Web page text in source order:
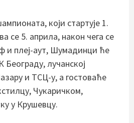
који стартује 1.
се 5. априла, након чега се
и плеј-аут, Шумадинци ће
лучанској
и ТСЦ-у, а гостоваће
Чукаричком,
у Крушевцу.